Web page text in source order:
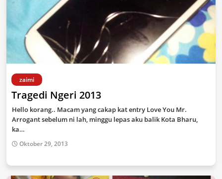
zaimi
Tragedi Ngeri 2013
Hello korang.. Macam yang cakap kat entry Love You Mr.
Arrogant sebelum ni lah, minggu lepas aku balik Kota Bharu,
ka…
Oktober 29, 2013